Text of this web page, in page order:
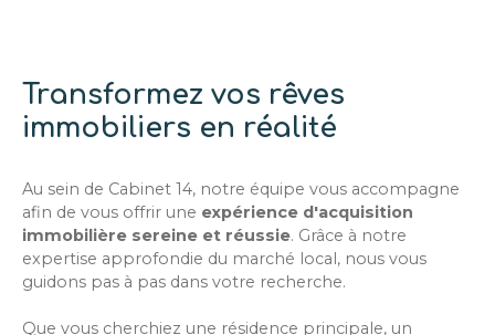
Atout indéniable : un sous-sol total comprenant
une salle de jeux (possibilité de studio pour jeune
fille au pair), des toilettes séparés, une salle d’eau,
garage pouvant accueillir trois larges véhicules. La
place de l’église de Louveciennes, avec ses
commerces et établissements scolaires, se trouve
à proximité. Gare SNCF Ligne L. Proximité
immédiate du vieux village et de tous ses
Transformez vos rêves
immobiliers en réalité
Au sein de Cabinet 14, notre équipe vous accompagne
afin de vous offrir une expérience d'acquisition
immobilière sereine et réussie. Grâce à notre
expertise approfondie du marché local, nous vous
guidons pas à pas dans votre recherche.
Que vous cherchiez une résidence principale, un